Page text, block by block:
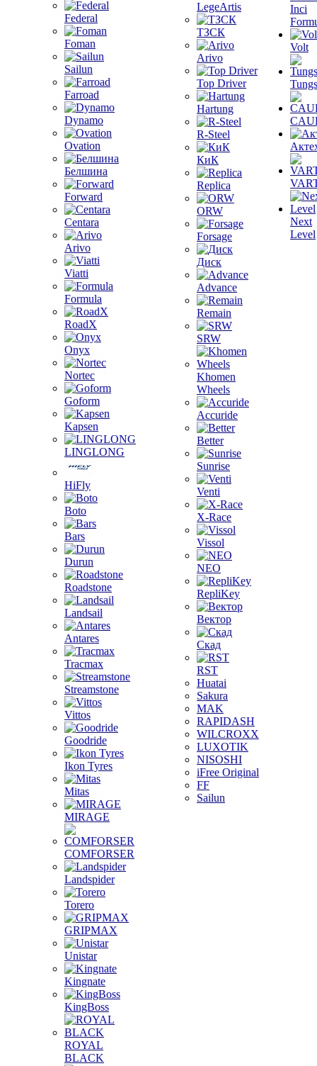
Federal
Foman
Sailun
Farroad
Dynamo
Ovation
Белшина
Forward
Centara
Arivo
Viatti
Formula
RoadX
Onyx
Nortec
Goform
Kapsen
LINGLONG
HiFly
Boto
Bars
Durun
Roadstone
Landsail
Antares
Tracmax
Streamstone
Vittos
Goodride
Ikon Tyres
Mitas
MIRAGE
COMFORSER
Landspider
Torero
GRIPMAX
Unistar
Kingnate
KingBoss
ROYAL
BLACK
LegeArtis
ТЗСК
Arivo
Top Driver
Hartung
R-Steel
КиК
Replica
ORW
Forsage
Диск
Advance
Remain
SRW
Khomen
Wheels
Accuride
Better
Sunrise
Venti
X-Race
Vissol
NEO
RepliKey
Вектор
Скад
RST
Huatai
Sakura
MAK
RAPIDASH
WILCROXX
LUXOTIK
NISOSHI
iFree Original
FF
Sailun
Inci
Volt
Next
Level